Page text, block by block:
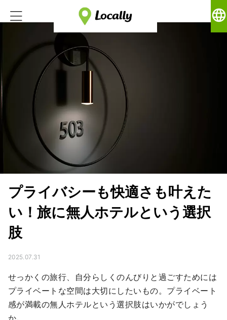
language
プライバシーも快適さも叶えた
い！旅に無人ホテルという選択
肢
2025.07.31
せっかくの旅行、自分らしくのんびりと過ごすためには
プライベートな空間は大切にしたいもの。プライベート
感が満載の無人ホテルという選択肢はいかがでしょう